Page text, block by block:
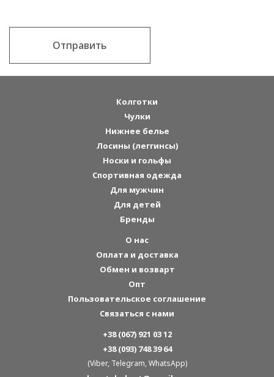
Отправить
Колготки
Чулки
Нижнее белье
Лосины (леггинсы)
Носки и гольфы
Спортивная одежда
Для мужчин
Для детей
Бренды
О нас
Оплата и доставка
Обмен и возварт
Опт
Пользовательское соглашение
Связаться с нами
+38 (067) 921 03 12
+38 (093) 748 39 64
(Viber, Telegram, WhatsApp)